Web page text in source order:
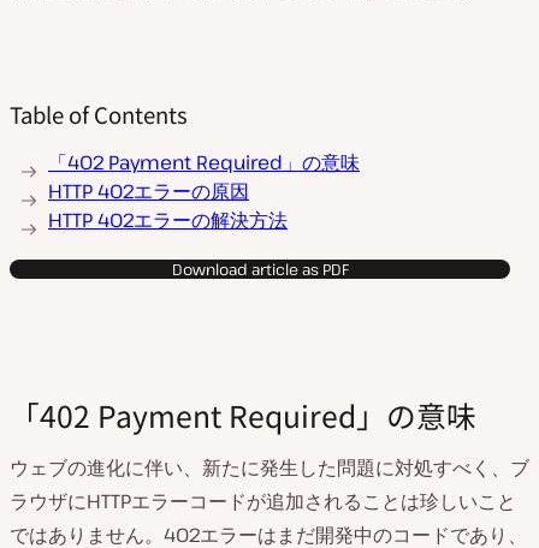
Table of Contents
「402 Payment Required」の意味
HTTP 402エラーの原因
HTTP 402エラーの解決方法
Download article as PDF
「402 Payment Required」の意味
ウェブの進化に伴い、新たに発生した問題に対処すべく、ブ
ラウザにHTTPエラーコードが追加されることは珍しいこと
ではありません。402エラーはまだ開発中のコードであり、